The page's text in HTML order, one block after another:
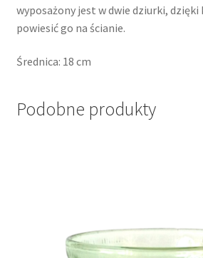
wyposażony jest w dwie dziurki,
powiesić go na ścianie.
Średnica: 18 cm
Podobne produkty